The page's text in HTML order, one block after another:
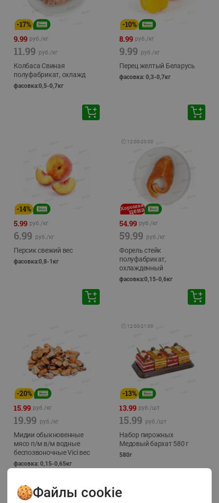
-17%
9.99 руб./кг
11.99 руб./кг
Колбаса Свиная
полуфабрикат, охлажд
фасовка:0,5-0,7кг
-10%
8.99 руб./кг
9.99 руб./кг
Перец желтый Беларусь
фасовка: 0,3-0,7кг
-14%
5.99 руб./кг
6.99 руб./кг
Персик свежий вес
фасовка:0,8-1кг
🕘 12:00-20:00
54.99 руб./кг
59.99 руб./кг
Форель стейк
полуфабрикат,
охлажденный
фасовка:0,15-0,6кг
-20%
15.99 руб./кг
19.99 руб./кг
Мидии обыкновенные
мясо п/м в/м водные
беспозвоночные Vici вес
фасовка: 0,15-0,65кг
🕘 12:00-21:00
-13%
13.99 руб./шт
15.99 руб./шт
Набор пирожных
Медовый бархат 580 г
580г
Файлы cookie